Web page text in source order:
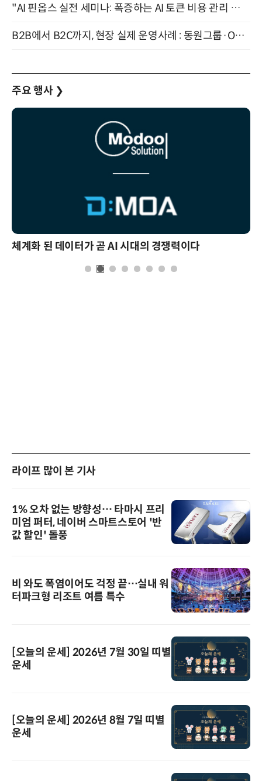
"AI 핀옵스 실전 세미나: 폭증하는 AI 토큰 비용 관리 전략" 8월 21일 개최
B2B에서 B2C까지, 현장 실제 운영사례 : 동원그룹·OCI·다이닝브랜즈그룹·당근 (8/27)
주요 행사 ❯
체계화 된 데이터가 곧 AI 시대의 경쟁력이다
라이프 많이 본 기사
1% 오차 없는 방향성… 타마시 프리
미엄 퍼터, 네이버 스마트스토어 '반
값 할인' 돌풍
비 와도 폭염이어도 걱정 끝…실내 워
터파크형 리조트 여름 특수
[오늘의 운세] 2026년 7월 30일 띠별
운세
[오늘의 운세] 2026년 8월 7일 띠별
운세